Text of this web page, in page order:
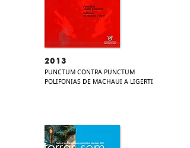
2013
PUNCTUM CONTRA PUNCTUM
POLIFONIAS DE MACHAUI A LIGERTI